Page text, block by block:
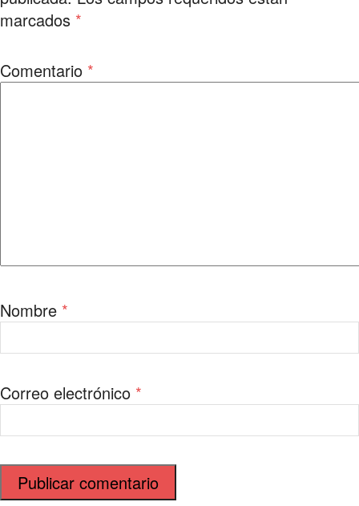
marcados *
Comentario *
Nombre *
Correo electrónico *